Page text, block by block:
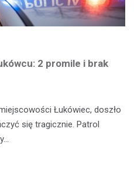
2 promile i brak
Łukówiec, doszło
się tragicznie. Patrol